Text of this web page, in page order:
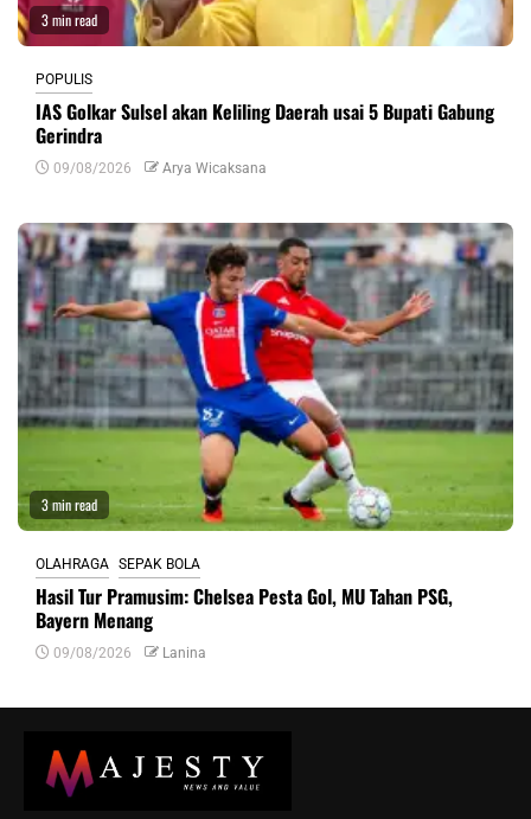
3 min read
POPULIS
IAS Golkar Sulsel akan Keliling Daerah usai 5 Bupati Gabung
Gerindra
09/08/2026 Arya Wicaksana
3 min read
OLAHRAGA SEPAK BOLA
Hasil Tur Pramusim: Chelsea Pesta Gol, MU Tahan PSG,
Bayern Menang
09/08/2026 Lanina